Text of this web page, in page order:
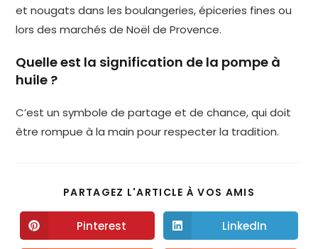
et nougats dans les boulangeries, épiceries fines ou
lors des marchés de Noël de Provence.
Quelle est la signification de la pompe à
huile ?
C’est un symbole de partage et de chance, qui doit
être rompue à la main pour respecter la tradition.
PARTAGEZ L'ARTICLE À VOS AMIS
Pinterest LinkedIn